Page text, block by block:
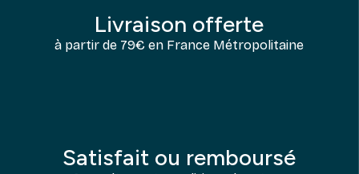
Livraison offerte
à partir de 79€ en France Métropolitaine
Satisfait ou remboursé